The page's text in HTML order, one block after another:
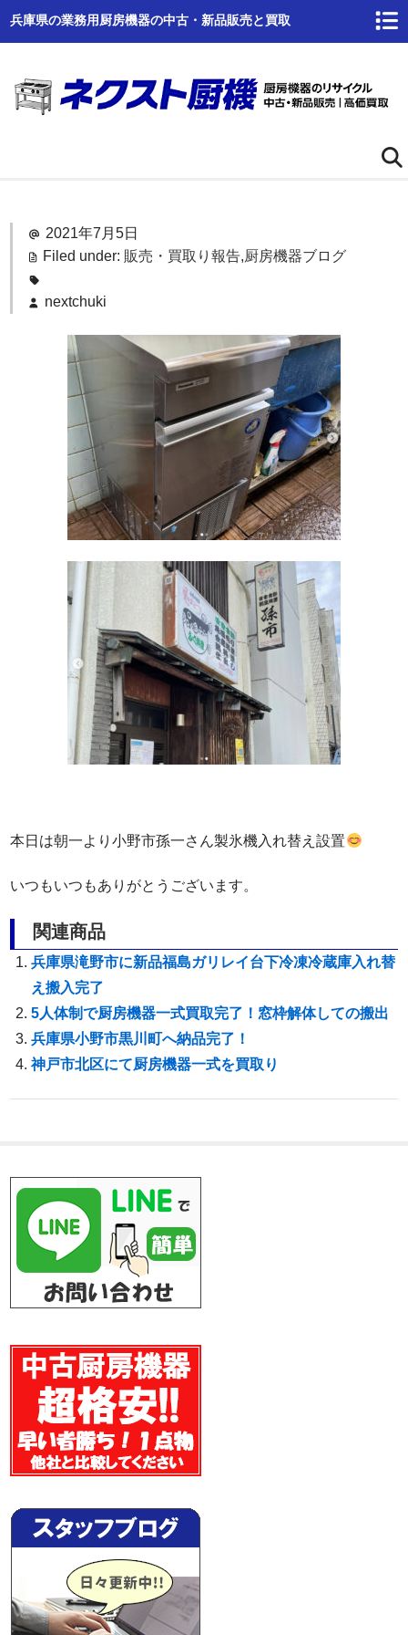
兵庫県の業務用厨房機器の中古・新品販売と買取
ネクスト厨機とは
商品一覧
高価買取
商品倉庫
事業案内
ブログ
お問い合わせ
2021年7月5日
Filed under: 販売・買取り報告,厨房機器ブログ
nextchuki
本日は朝一より小野市孫一さん製氷機入れ替え設置
いつもいつもありがとうございます。
関連商品
兵庫県滝野市に新品福島ガリレイ台下冷凍冷蔵庫入れ替
え搬入完了
5人体制で厨房機器一式買取完了！窓枠解体しての搬出
兵庫県小野市黒川町へ納品完了！
神戸市北区にて厨房機器一式を買取り